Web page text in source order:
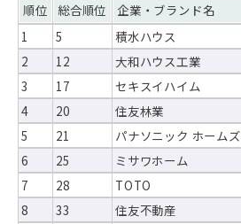
順位 総合順位 企業・ブランド名
1
5 積水ハウス
2
12 大和ハウス工業
3
17 セキスイハイム
4
20 住友林業
5
21 パナソニック ホームズ
6
25 ミサワホーム
7
28 TOTO
8
33 住友不動産